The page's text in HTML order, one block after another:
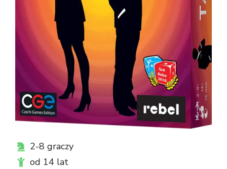
2-8 graczy
od 14 lat